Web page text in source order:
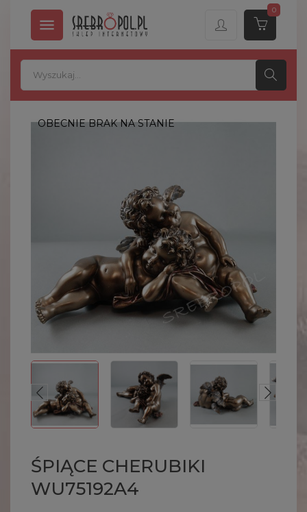

0
OBECNIE BRAK NA STANIE
ŚPIĄCE CHERUBIKI
WU75192A4